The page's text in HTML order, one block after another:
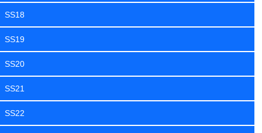
SS18
SS19
SS20
SS21
SS22